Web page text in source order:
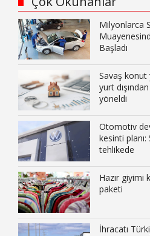
Milyonlarca
Başladı
Savaş konut
yurt
yöneldi
Otomotiv
kesinti
tehlikede
Hazır giyimi
paketi
İhracatı